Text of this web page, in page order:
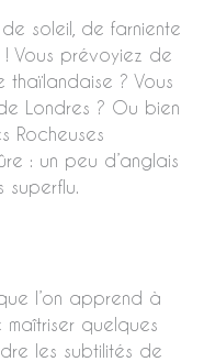
de soleil, de farniente
Vous prévoyiez de
thaïlandaise ? Vous
Londres ? Ou bien
Rocheuses
: un peu d’anglais
l’on apprend à
quelques
les subtilités de